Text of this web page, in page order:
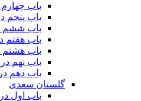
باب
باب پنجم
باب ششم
باب هفتم
باب هشتم
باب نهم
باب دهم
گلستان سعدی
باب اول